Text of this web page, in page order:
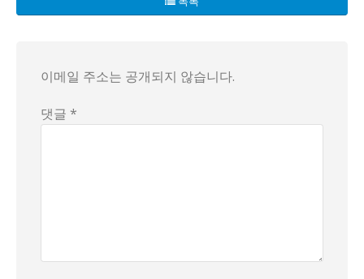
현재 이 사건은 다양한 해석을 낳고 있다. 한쪽은 의료 교육
이메일 주소는 공개되지 않습니다.
댓글 *